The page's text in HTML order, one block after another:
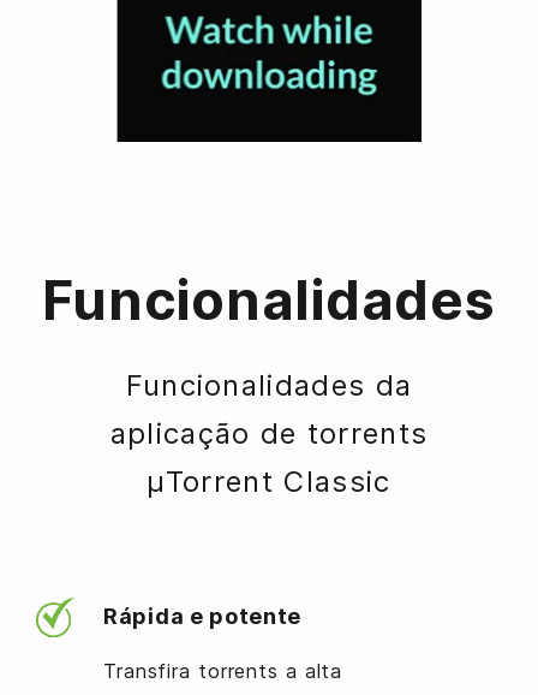
Funcionalidades
Funcionalidades da
aplicação de torrents
µTorrent Classic
Rápida e potente
Transfira torrents a alta